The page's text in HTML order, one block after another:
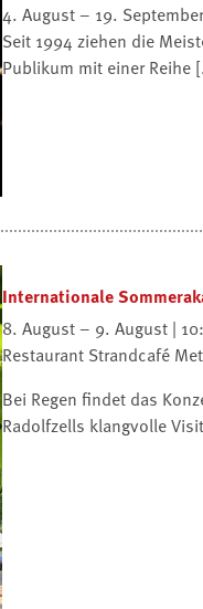
4. August – 19.
Seit 1994 ziehen die
Publikum mit einer Reihe
Internationale
8. August – 9. August |
Restaurant Strandcafé
Bei Regen findet das
Radolfzells klangvolle